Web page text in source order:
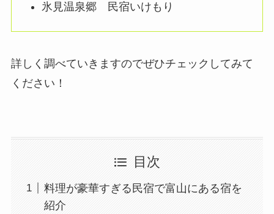
氷見温泉郷 民宿いけもり
詳しく調べていきますのでぜひチェックしてみて
ください！
目次
料理が豪華すぎる民宿で富山にある宿を
紹介